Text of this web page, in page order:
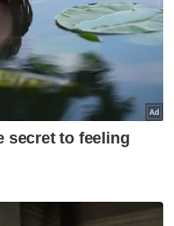
mayat
bantuan
henti kerja di tapak
di lampu isyarat